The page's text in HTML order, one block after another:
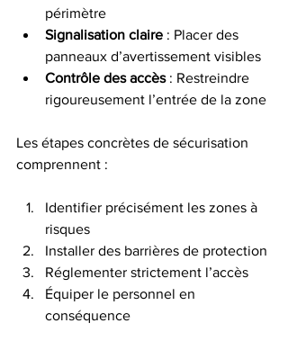
périmètre
Signalisation claire : Placer des
panneaux d’avertissement visibles
Contrôle des accès : Restreindre
rigoureusement l’entrée de la zone
Les étapes concrètes de sécurisation
comprennent :
Identifier précisément les zones à
risques
Installer des barrières de protection
Réglementer strictement l’accès
Équiper le personnel en
conséquence